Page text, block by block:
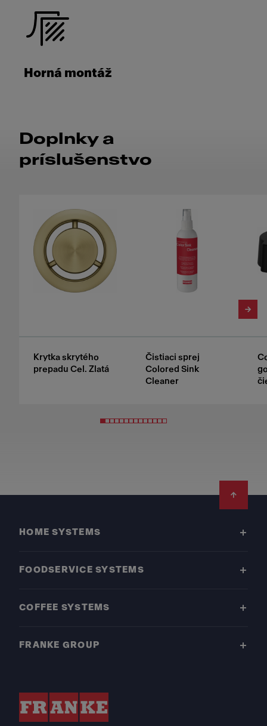
Horná montáž
Doplnky a
príslušenstvo
Krytka skrytého
prepadu Cel. Zlatá
Čistiaci sprej
Colored Sink
Cleaner
HOME SYSTEMS
FOODSERVICE SYSTEMS
COFFEE SYSTEMS
FRANKE GROUP